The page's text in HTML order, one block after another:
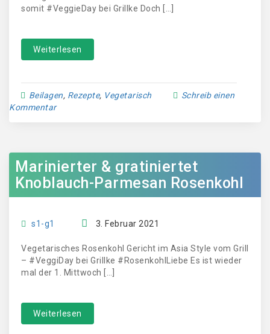
somit #VeggieDay bei Grillke Doch […]
Weiterlesen
Beilagen, Rezepte, Vegetarisch
Schreib einen
Kommentar
Marinierter & gratiniertet
Knoblauch-Parmesan Rosenkohl
s1-g1 3. Februar 2021
Vegetarisches Rosenkohl Gericht im Asia Style vom Grill
– #VeggiDay bei Grillke #RosenkohlLiebe Es ist wieder
mal der 1. Mittwoch […]
Weiterlesen